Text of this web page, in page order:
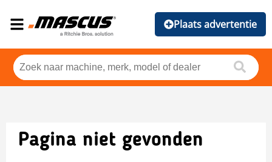
Plaats advertentie
Pagina niet gevonden